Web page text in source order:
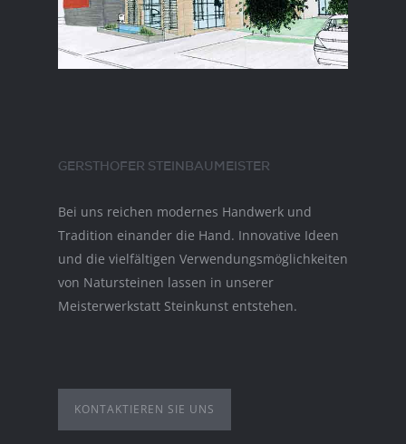
GERSTHOFER STEINBAUMEISTER
Bei uns reichen modernes Handwerk und
Tradition einander die Hand. Innovative Ideen
und die vielfältigen Verwendungsmöglichkeiten
von Natursteinen lassen in unserer
Meisterwerkstatt Steinkunst entstehen.
KONTAKTIEREN SIE UNS